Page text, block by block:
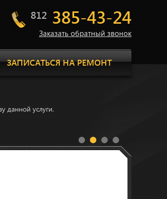
812 385-43-24
Заказать обратный звонок
ЗАПИСАТЬСЯ НА РЕМОНТ
данной услуги.